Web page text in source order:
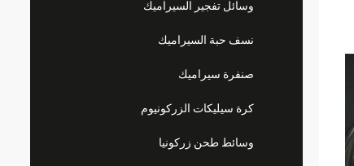
وسائل تفجير السيراميك
نسف حبة السيراميك
صنفرة سيراميك
كرة سيليكات الزركونيوم
وسائط طحن زركونيا